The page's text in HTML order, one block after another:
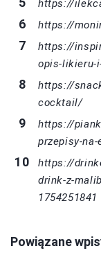
https://
https://
https://
opis-likieru-
https://
cocktail/
https://
przepisy-
https://
drink-z-
1754251841
Powiązane